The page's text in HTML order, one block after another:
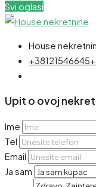
Svi oglasi
House
+38121546645
Upit o ovoj
Ime
Tel
Email
Ja sam